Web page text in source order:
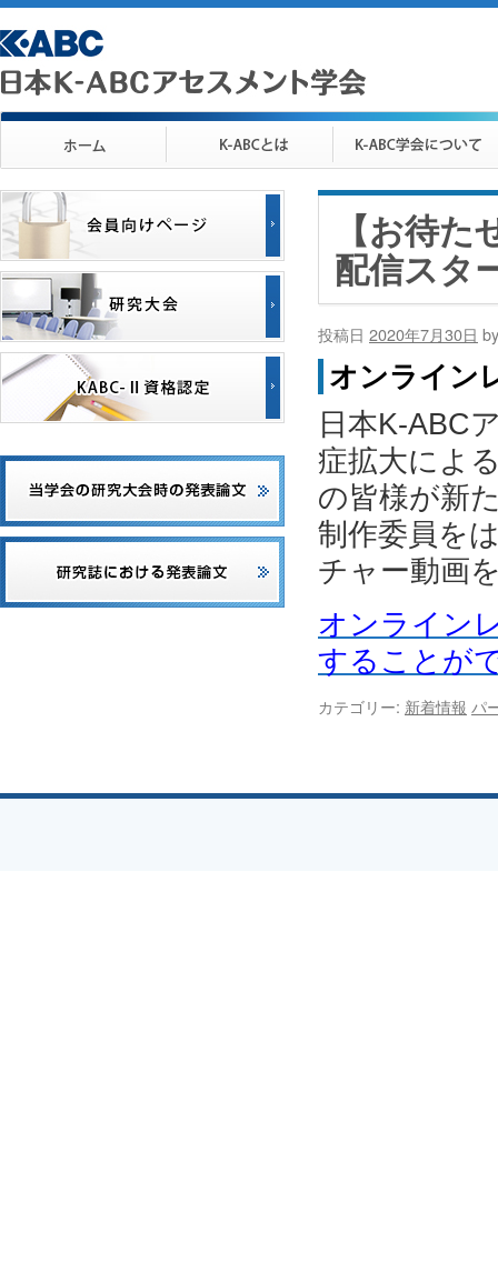
【お待
配信スタ
投稿日 2020年7月30日 by
オンライン
日本K-ABC
症拡大によ
の皆様が新
制作委員を
チャー動画
オンライン
することが
カテゴリー: 新着情報 パ